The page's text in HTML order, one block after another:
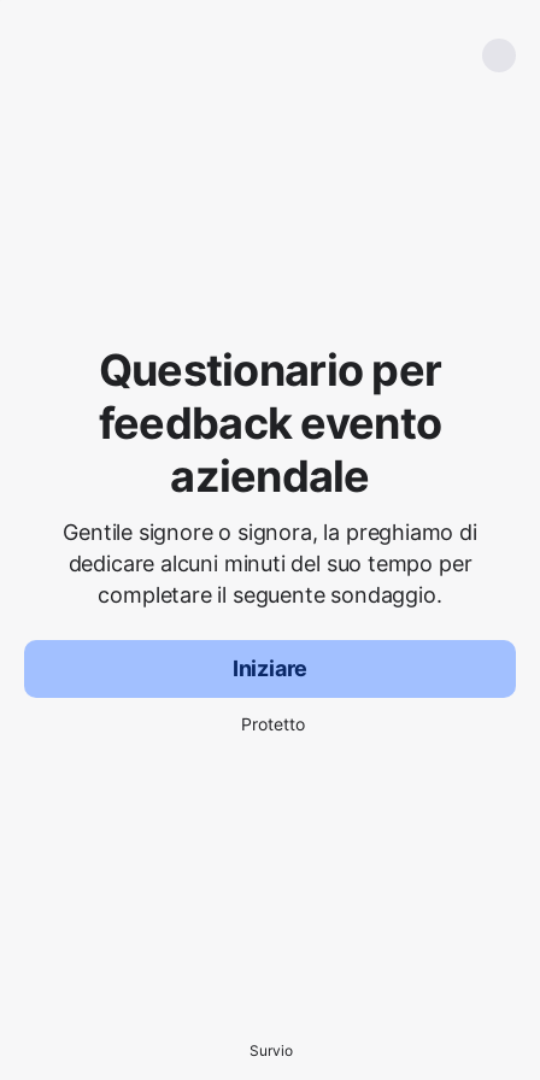
Questionario per
feedback evento
aziendale
Gentile signore o signora, la preghiamo di
dedicare alcuni minuti del suo tempo per
completare il seguente sondaggio.
Iniziare
Protetto
Survio